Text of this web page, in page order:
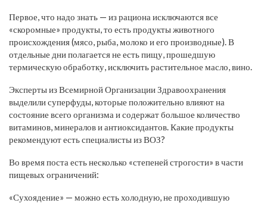
Первое, что надо знать — из рациона исключаются все
«скоромные» продукты, то есть продукты животного
происхождения (мясо, рыба, молоко и его производные). В
отдельные дни полагается не есть пищу, прошедшую
термическую обработку, исключить растительное масло, вино.
Эксперты из Всемирной Организации Здравоохранения
выделили суперфуды, которые положительно влияют на
состояние всего организма и содержат большое количество
витаминов, минералов и антиоксидантов. Какие продукты
рекомендуют есть специалисты из ВОЗ?
Во время поста есть несколько «степеней строгости» в части
пищевых ограничений:
«Сухоядение» — можно есть холодную, не проходившую